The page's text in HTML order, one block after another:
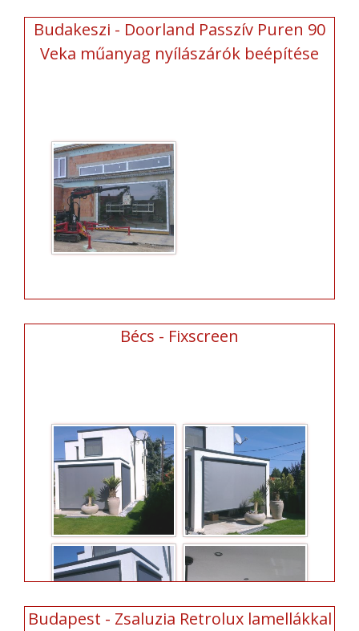
Budakeszi - Doorland Passzív Puren 90
Veka műanyag nyílászárók beépítése
Bécs - Fixscreen
Budapest - Zsaluzia Retrolux lamellákkal